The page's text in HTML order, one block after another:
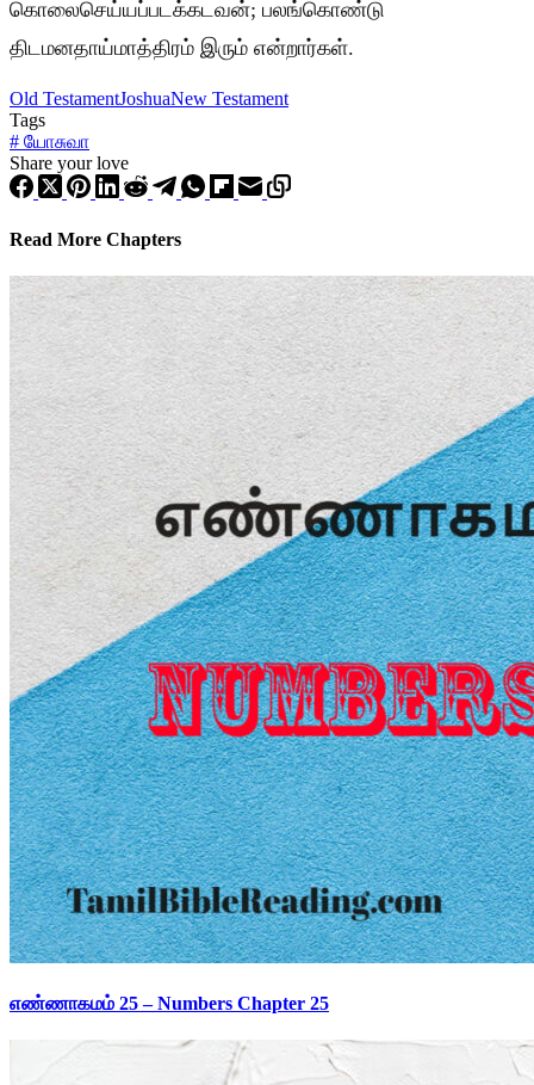
கொலைசெய்யப்படக்கடவன்; பலங்கொண்டு
திடமனதாய்மாத்திரம் இரும் என்றார்கள்.
Old TestamentJoshuaNew Testament
Tags
# யோசுவா
Share your love
Read More Chapters
எண்ணாகமம் 25 – Numbers Chapter 25